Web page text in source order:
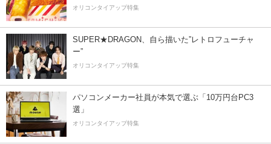
オリコンタイアップ特集
SUPER★DRAGON、自ら描いた”レトロフューチャ
ー”
オリコンタイアップ特集
パソコンメーカー社員が本気で選ぶ「10万円台PC3
選」
オリコンタイアップ特集